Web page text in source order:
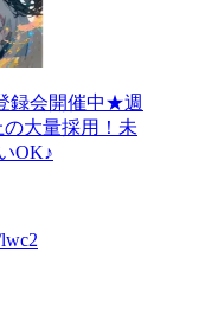
録会開催中★週
大量採用！未
OK♪